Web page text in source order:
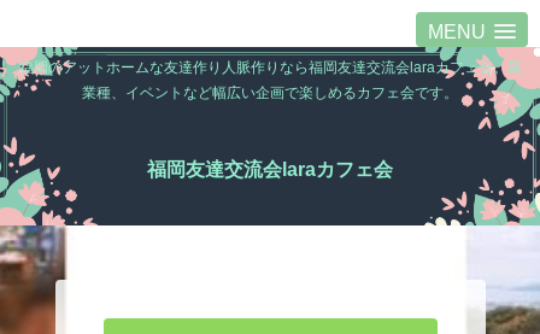
MENU
福岡のアットホームな友達作り人脈作りなら福岡友達交流会laraカフェ会。異
業種、イベントなど幅広い企画で楽しめるカフェ会です。
福岡友達交流会laraカフェ会